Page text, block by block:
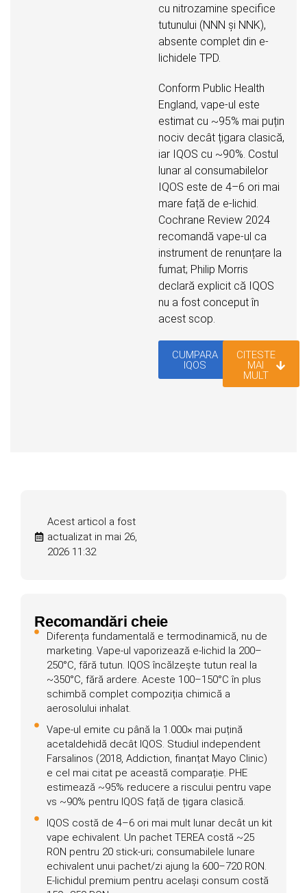
cu nitrozamine specifice
tutunului (NNN și NNK),
absente complet din e-
lichidele TPD.
Conform Public Health
England, vape-ul este
estimat cu ~95% mai puțin
nociv decât țigara clasică,
iar IQOS cu ~90%. Costul
lunar al consumabilelor
IQOS este de 4–6 ori mai
mare față de e-lichid.
Cochrane Review 2024
recomandă vape-ul ca
instrument de renunțare la
fumat; Philip Morris
declară explicit că IQOS
nu a fost conceput în
acest scop.
CUMPARA
IQOS
CITESTE
MAI
MULT
Acest articol a fost
actualizat in mai 26,
2026 11:32
Recomandări cheie
Diferența fundamentală e termodinamică, nu de
marketing. Vape-ul vaporizează e-lichid la 200–
250°C, fără tutun. IQOS încălzește tutun real la
~350°C, fără ardere. Aceste 100–150°C în plus
schimbă complet compoziția chimică a
aerosolului inhalat.
Vape-ul emite cu până la 1.000× mai puțină
acetaldehidă decât IQOS. Studiul independent
Farsalinos (2018, Addiction, finanțat Mayo Clinic)
e cel mai citat pe această comparație. PHE
estimează ~95% reducere a riscului pentru vape
vs ~90% pentru IQOS față de țigara clasică.
IQOS costă de 4–6 ori mai mult lunar decât un kit
vape echivalent. Un pachet TEREA costă ~25
RON pentru 20 stick-uri; consumabilele lunare
echivalent unui pachet/zi ajung la 600–720 RON.
E-lichidul premium pentru același consum costă